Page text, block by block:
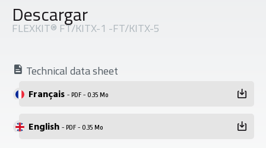
Descargar
FLEXKIT® FT/KITX-1 -FT/KITX-5
Technical data sheet
Français - PDF - 0.35 Mo
English - PDF - 0.35 Mo